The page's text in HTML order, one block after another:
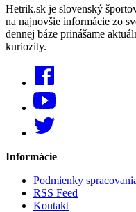
Hetrik.sk je slovenský
na najnovšie informácie zo
dennej báze prinášame
kuriozity.
Informácie
Podmienky
RSS Feed
Kontakt